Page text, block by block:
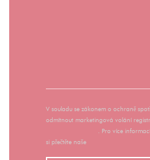
V souladu se zákonem o ochraně
odmítnout marketingová volání
. Pro více
si přečtěte naše